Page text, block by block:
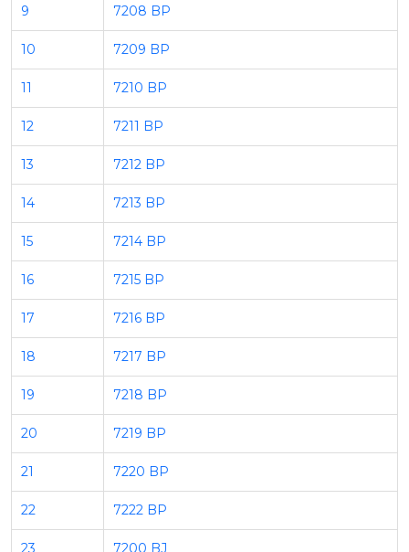
9 7208 BP
10 7209 BP
11 7210 BP
12 7211 BP
13 7212 BP
14 7213 BP
15 7214 BP
16 7215 BP
17 7216 BP
18 7217 BP
19 7218 BP
20 7219 BP
21 7220 BP
22 7222 BP
23 7200 BJ